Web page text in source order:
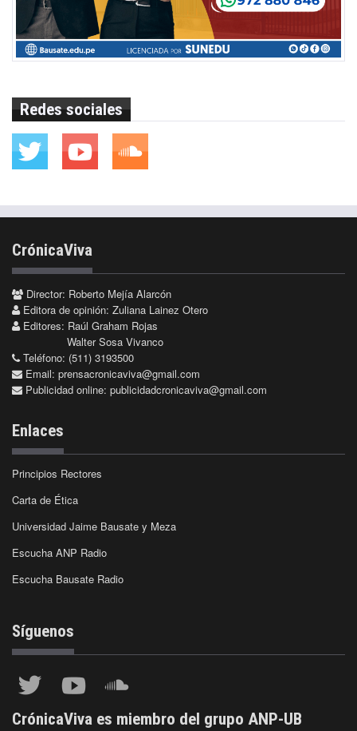
Redes sociales
CrónicaViva
Director: Roberto Mejía Alarcón
Editora de opinión: Zuliana Lainez Otero
Editores: Raúl Graham Rojas
Walter Sosa Vivanco
Teléfono: (511) 3193500
Email: prensacronicaviva@gmail.com
Publicidad online: publicidadcronicaviva@gmail.com
Enlaces
Principios Rectores
Carta de Ética
Universidad Jaime Bausate y Meza
Escucha ANP Radio
Escucha Bausate Radio
Síguenos
CrónicaViva es miembro del grupo ANP-UB